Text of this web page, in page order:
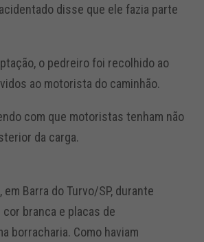
disse que ele fazia parte
o pedreiro foi recolhido ao
ao motorista do caminhão.
com que motoristas tenham não
da carga.
Barra do Turvo/SP, durante
cor branca e placas de
borracharia. Como haviam